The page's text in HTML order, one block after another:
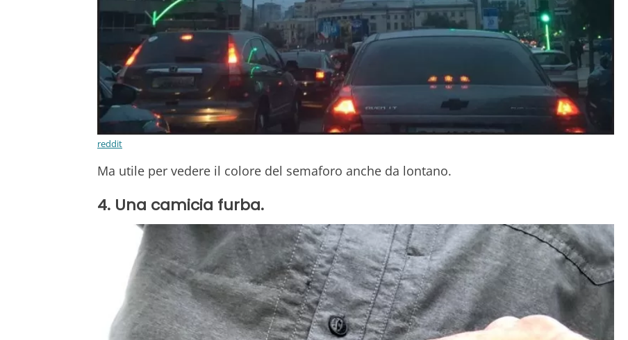
reddit
Ma utile per vedere il colore del semaforo anche da lontano.
4. Una camicia furba.